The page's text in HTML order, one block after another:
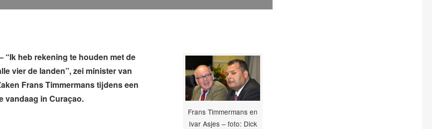
Frans Timmermans en
Ivar Asjes – foto: Dick
“Ik heb rekening te houden met de
vier de landen”, zei minister van
Frans Timmermans tijdens een
vandaag in Curaçao.